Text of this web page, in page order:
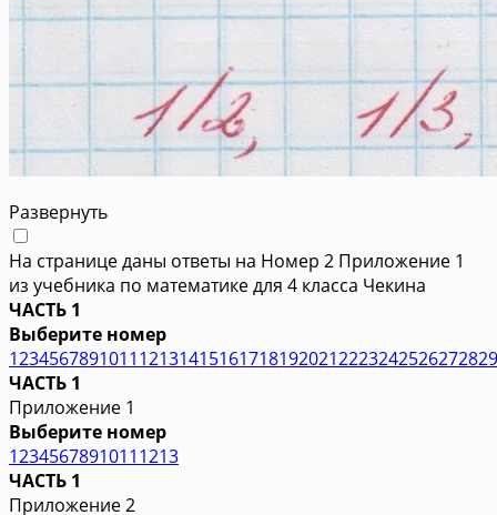
Развернуть
На странице даны ответы на Номер 2 Приложение 1
из учебника по математике для 4 класса Чекина
ЧАСТЬ 1
Выберите номер
1234567891011121314151617181920212223242526272829
ЧАСТЬ 1
Приложение 1
Выберите номер
12345678910111213
ЧАСТЬ 1
Приложение 2